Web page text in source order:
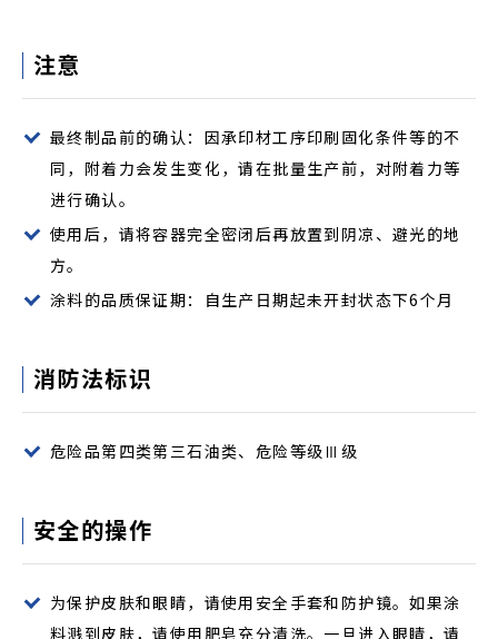
注意
最终制品前的确认：因承印材工序印刷固化条件等的不
同，附着力会发生变化，请在批量生产前，对附着力等
进行确认。
使用后，请将容器完全密闭后再放置到阴凉、避光的地
方。
涂料的品质保证期：自生产日期起未开封状态下6个月
消防法标识
危险品第四类第三石油类、危险等级Ⅲ级
安全的操作
为保护皮肤和眼睛，请使用安全手套和防护镜。如果涂
料溅到皮肤，请使用肥皂充分清洗。一旦进入眼睛，请